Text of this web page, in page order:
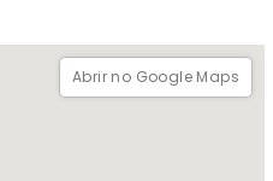
Abrir no Google Maps